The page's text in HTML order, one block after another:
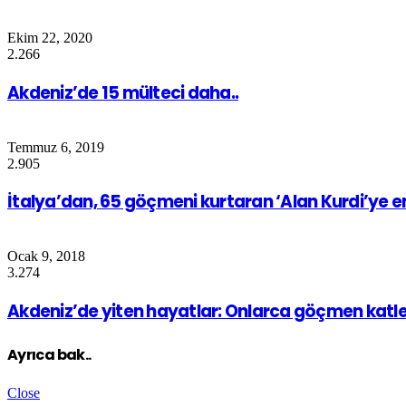
Ekim 22, 2020
2.266
Akdeniz’de 15 mülteci daha..
Temmuz 6, 2019
2.905
İtalya’dan, 65 göçmeni kurtaran ‘Alan Kurdi’ye
Ocak 9, 2018
3.274
Akdeniz’de yiten hayatlar: Onlarca göçmen
Ayrıca bak..
Close